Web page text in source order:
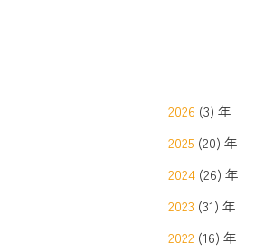
2026 (3) 年
2025 (20) 年
2024 (26) 年
2023 (31) 年
2022 (16) 年